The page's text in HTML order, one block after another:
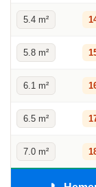
5.4 m²
5.8 m²
6.1 m²
6.5 m²
7.0 m²